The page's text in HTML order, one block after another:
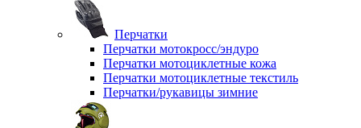
Перчатки
Перчатки мотокросс/эндуро
Перчатки мотоциклетные кожа
Перчатки мотоциклетные текстиль
Перчатки/рукавицы зимние